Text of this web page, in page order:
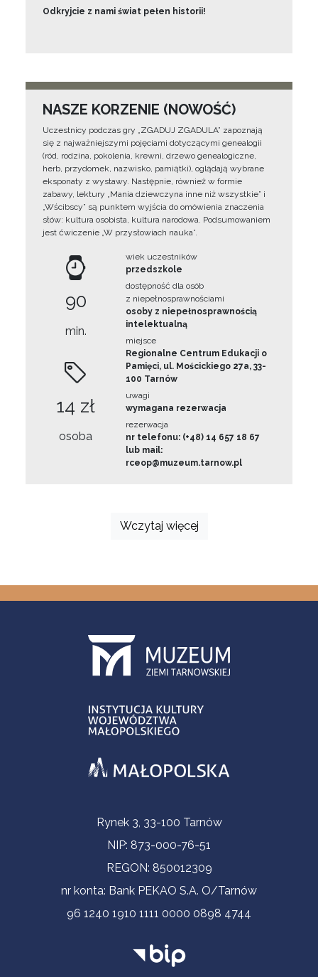
Odkryjcie z nami świat pełen historii!
NASZE KORZENIE (NOWOŚĆ)
Uczestnicy podczas gry „ZGADUJ ZGADULA” zapoznają
się z najważniejszymi pojęciami dotyczącymi genealogii
(ród, rodzina, pokolenia, krewni, drzewo genealogiczne,
herb, przydomek, nazwisko, pamiątki), oglądają wybrane
eksponaty z wystawy. Następnie, również w formie
zabawy, lektury „Mania dziewczyna inne niż wszystkie” i
„Wścibscy” są punktem wyjścia do omówienia znaczenia
słów: kultura osobista, kultura narodowa. Podsumowaniem
jest ćwiczenie „W przysłowiach nauka”.
90
min.
14 zł
osoba
wiek uczestników
przedszkole
dostępność dla osób
z niepełnosprawnościami
osoby z niepełnosprawnością
intelektualną
miejsce
Regionalne Centrum Edukacji o
Pamięci, ul. Mościckiego 27a, 33-
100 Tarnów
uwagi
wymagana rezerwacja
rezerwacja
nr telefonu: (+48) 14 657 18 67
lub mail:
rceop@muzeum.tarnow.pl
Wczytaj więcej
Informacje kontaktoweRynek 3, 33-100 Tarnów
NIP: 873-000-76-51
REGON: 850012309
nr konta: Bank PEKAO S.A. O/Tarnów
96 1240 1910 1111 0000 0898 4744